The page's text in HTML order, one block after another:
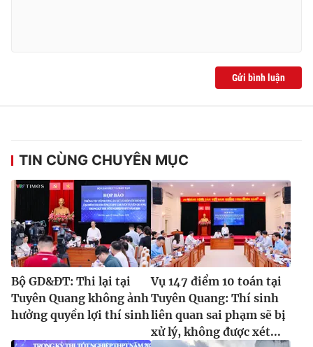
Gửi bình luận
TIN CÙNG CHUYÊN MỤC
Bộ GD&ĐT: Thi lại tại
Tuyên Quang không ảnh
hưởng quyền lợi thí sinh
Vụ 147 điểm 10 toán tại
Tuyên Quang: Thí sinh
liên quan sai phạm sẽ bị
xử lý, không được xét...